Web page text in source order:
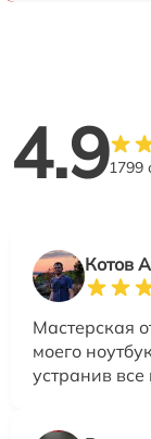
4.91799
Котов
Мастерская
моего
устранив